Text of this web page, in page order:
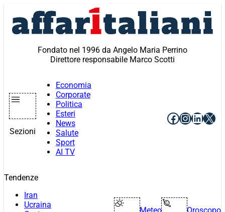
contenuto
Fondato nel 1996 da Angelo Maria Perrino
Direttore responsabile Marco Scotti
Sezioni
Economia
Corporate
Politica
Esteri
News
Salute
Sport
AI TV
Facebook
X
Tendenze
Iran
Ucraina